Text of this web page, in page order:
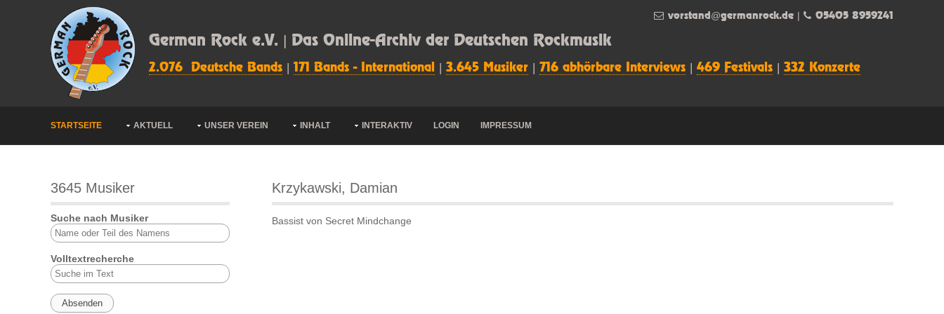
German Rock e.V. | Das Online-Archiv der Deutschen Rockmusik
2.076 Deutsche Bands 171 Bands - International 3.645 Musiker 716 abhörbare Interviews 469 Festivals 332 Konzerte
vorstand@germanrock.de 05405 8959241
STARTSEITE AKTUELL UNSER VEREIN INHALT INTERAKTIV LOGIN IMPRESSUM
3645 Musiker
Suche nach Musiker
Volltextrecherche
Krzykawski, Damian
Bassist von Secret Mindchange